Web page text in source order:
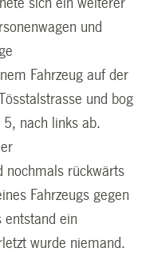
und
Fahrzeug auf der
und bog
nach links ab.
nochmals rückwärts
Fahrzeugs gegen
entstand ein
wurde niemand.